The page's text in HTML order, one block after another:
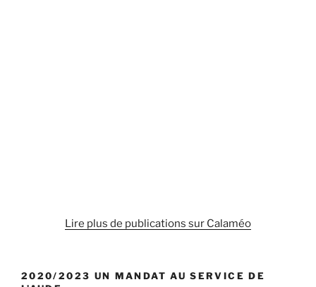
Lire plus de publications sur Calaméo
2020/2023 UN MANDAT AU SERVICE DE